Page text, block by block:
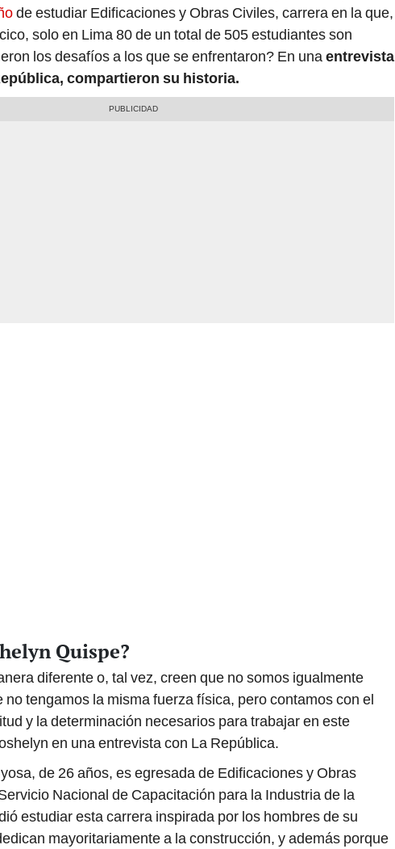
de estudiar Edificaciones y Obras Civiles, carrera en la que,
solo en Lima 80 de un total de 505 estudiantes son
los desafíos a los que se enfrentaron? En una entrevista
compartieron su historia.
Quispe?
diferente o, tal vez, creen que no somos igualmente
no tengamos la misma fuerza física, pero contamos con el
y la determinación necesarios para trabajar en este
en una entrevista con La República.
de 26 años, es egresada de Edificaciones y Obras
Nacional de Capacitación para la Industria de la
estudiar esta carrera inspirada por los hombres de su
mayoritariamente a la construcción, y además porque